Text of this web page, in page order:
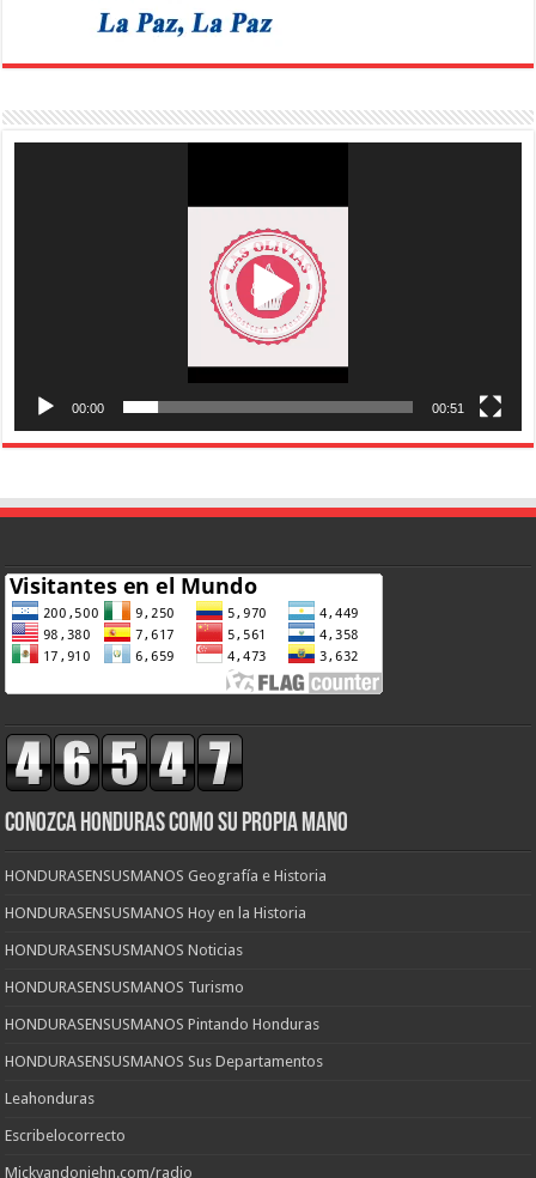
00:00 00:51
CONOZCA HONDURAS COMO SU PROPIA MANO
HONDURASENSUSMANOS Geografía e Historia
HONDURASENSUSMANOS Hoy en la Historia
HONDURASENSUSMANOS Noticias
HONDURASENSUSMANOS Turismo
HONDURASENSUSMANOS Pintando Honduras
HONDURASENSUSMANOS Sus Departamentos
Leahonduras
Escribelocorrecto
Mickyandoniehn.com/radio